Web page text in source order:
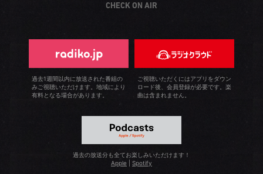
CHECK ON AIR
過去1週間以内に放送された番組の
みご視聴いただけます。地域により
有料となる場合があります。
ご視聴いただくにはアプリをダウン
ロード後、会員登録が必要です。楽
曲は含まれません。
過去の放送分も全てお楽しみいただけます！
Apple
Spotify